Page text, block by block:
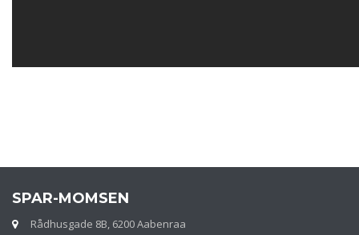
SPAR-MOMSEN
Rådhusgade 8B, 6200 Aabenraa